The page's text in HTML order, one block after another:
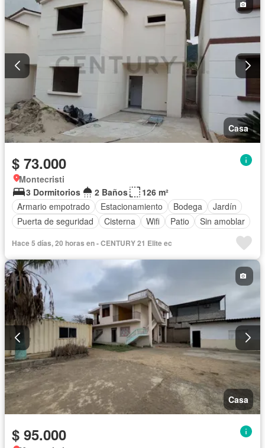
Casa
$ 73.000
Montecristi
3 Dormitorios
2 Baños
126 m²
Armario empotrado
Estacionamiento Bodega
Jardín
Puerta de seguridad
Cisterna Wifi Patio Sin amoblar
Hace 5 días, 20 horas en - CENTURY 21 Elite ec
Casa
$ 95.000